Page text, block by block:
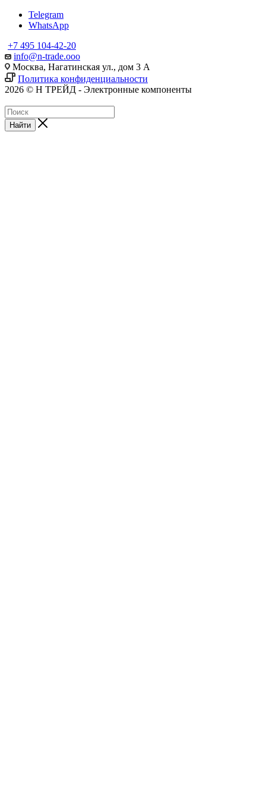
Telegram
WhatsApp
+7 495 104-42-20
info@n-trade.ooo
Москва, Нагатинская ул., дом 3 А
Политика конфиденциальности
2026 © Н ТРЕЙД - Электронные компоненты
Найти